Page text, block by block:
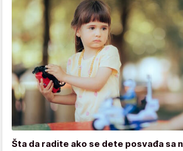
Šta da radite ako se dete posvađa sa